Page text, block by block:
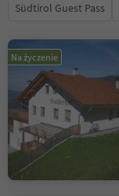
Südtirol Guest Pass
Na życzenie